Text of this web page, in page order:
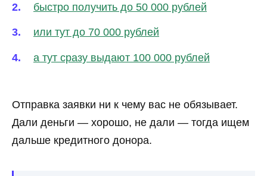
быстро получить до 50 000 рублей
или тут до 70 000 рублей
а тут сразу выдают 100 000 рублей
Отправка заявки ни к чему вас не обязывает.
Дали деньги — хорошо, не дали — тогда ищем
дальше кредитного донора.